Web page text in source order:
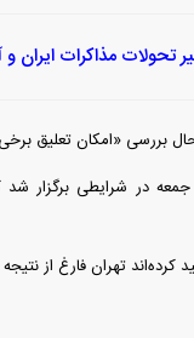
تحولات مذاکرات ایران و
حال بررسی «امکان تعلیق
در شرایطی برگزار
کرده‌اند تهران فارغ از